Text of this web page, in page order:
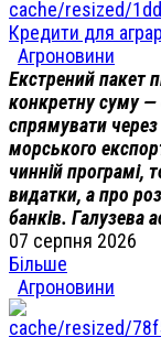
Кредити для
Агроновини
Екстрений пакет
конкретну суму —
спрямувати через
морського
чинній програмі,
видатки, а про
банків. Галузева
07 серпня 2026
Більше
Агроновини